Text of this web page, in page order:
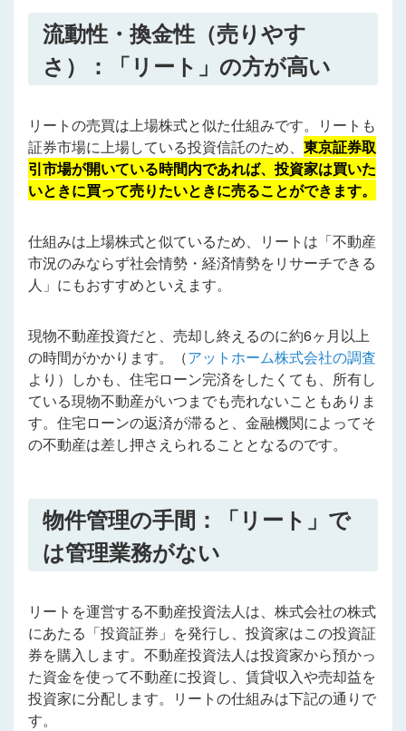
流動性・換金性（売りやす
さ）：「リート」の方が高い
リートの売買は上場株式と似た仕組みです。リートも
証券市場に上場している投資信託のため、 東京証券取
引市場が開いている時間内であれば、投資家は買いた
いときに買って売りたいときに売ることができます。
仕組みは上場株式と似ているため、リートは「不動産
市況のみならず社会情勢・経済情勢をリサーチできる
人」にもおすすめといえます。
現物不動産投資だと、売却し終えるのに約6ヶ月以上
の時間がかかります。（アットホーム株式会社の調査
より）しかも、住宅ローン完済をしたくても、所有し
ている現物不動産がいつまでも売れないこともありま
す。住宅ローンの返済が滞ると、金融機関によってそ
の不動産は差し押さえられることとなるのです。
物件管理の手間：「リート」で
は管理業務がない
リートを運営する不動産投資法人は、株式会社の株式
にあたる「投資証券」を発行し、投資家はこの投資証
券を購入します。不動産投資法人は投資家から預かっ
た資金を使って不動産に投資し、賃貸収入や売却益を
投資家に分配します。リートの仕組みは下記の通りで
す。